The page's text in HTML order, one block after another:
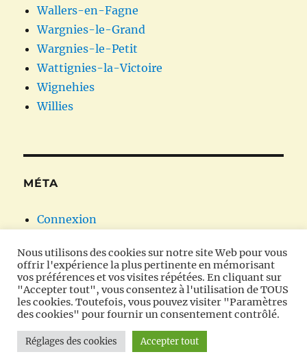
Wallers-en-Fagne
Wargnies-le-Grand
Wargnies-le-Petit
Wattignies-la-Victoire
Wignehies
Willies
MÉTA
Connexion
Flux des commentaires
Site de WordPress-FR
Oratoires et chapelles en Avesnois
Fièrement propulsé
par WordPress
Nous utilisons des cookies sur notre site Web pour vous
offrir l'expérience la plus pertinente en mémorisant
vos préférences et vos visites répétées. En cliquant sur
"Accepter tout", vous consentez à l'utilisation de TOUS
les cookies. Toutefois, vous pouvez visiter "Paramètres
des cookies" pour fournir un consentement contrôlé.
Réglages des cookies Accepter tout